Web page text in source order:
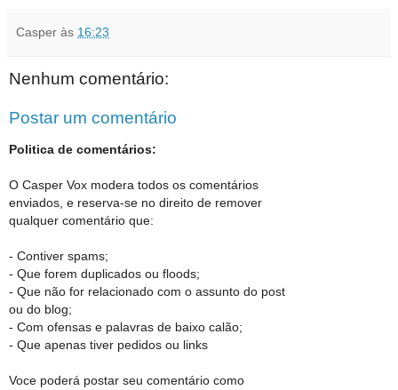
Casper às 16:23
Nenhum comentário:
Postar um comentário
Politica de comentários:
O Casper Vox modera todos os comentários
enviados, e reserva-se no direito de remover
qualquer comentário que:
- Contiver spams;
- Que forem duplicados ou floods;
- Que não for relacionado com o assunto do post
ou do blog;
- Com ofensas e palavras de baixo calão;
- Que apenas tiver pedidos ou links
Voce poderá postar seu comentário como